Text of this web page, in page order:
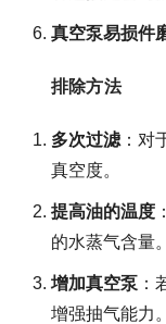
真空泵易损件
排除方法
多次过滤 ：对
真空度。
提高油的温度
的水蒸气含量。
增加真空泵 ：
增强抽气能力。